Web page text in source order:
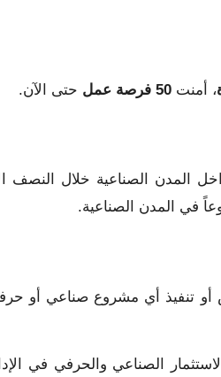
، أمنت 50 فرصة عمل حتى الآن.
الصناعي والحرفي في